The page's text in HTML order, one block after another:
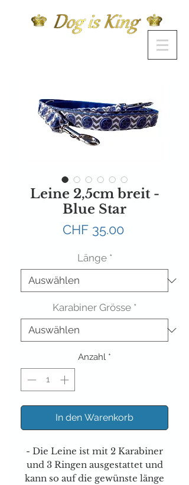
Leine 2,5cm breit -
Blue Star
CHF 35.00Preis
Länge *
Karabiner Grösse *
Anzahl *
In den Warenkorb
- Die Leine ist mit 2 Karabiner
und 3 Ringen ausgestattet und
kann so auf die gewünste länge